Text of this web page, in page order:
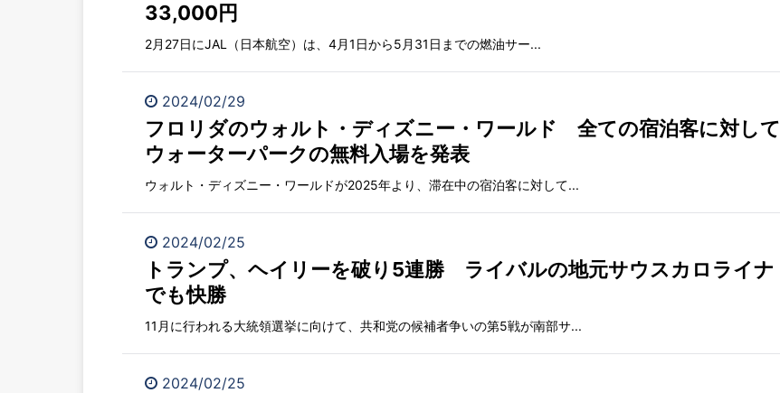
33,000円
2月27日にJAL（日本航空）は、4月1日から5月31日までの燃油サー...
2024/02/29
フロリダのウォルト・ディズニー・ワールド 全ての宿泊客に対して
ウォーターパークの無料入場を発表
ウォルト・ディズニー・ワールドが2025年より、滞在中の宿泊客に対して...
2024/02/25
トランプ、ヘイリーを破り5連勝 ライバルの地元サウスカロライナ
でも快勝
11月に行われる大統領選挙に向けて、共和党の候補者争いの第5戦が南部サ...
2024/02/25